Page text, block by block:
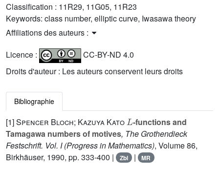
Classification : 11R29, 11G05, 11R23
Keywords: class number, elliptic curve, Iwasawa theory
Affiliations des auteurs :
Licence :
CC-BY-ND 4.0
Droits d'auteur : Les auteurs conservent leurs droits
Bibliographie
[1]Spencer Bloch; Kazuya Kato
L
-functions and
Tamagawa numbers of motives, The Grothendieck
Festschrift. Vol. I(Progress in Mathematics), Volume 86,
Birkhäuser, 1990, pp. 333-400 |
Zbl | MR